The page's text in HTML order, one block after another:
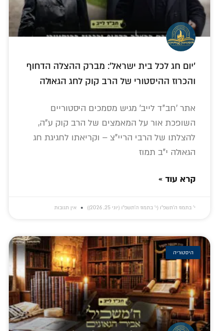
'יום חג לכל בית ישראל': מברק ההצלה הדחוף
והכרוז ההיסטורי של הרב קוק לחג הגאולה
אתר 'חב"ד לייב' מגיש מסמכים היסטוריים
השופכת אור על המאמצים של הרב קוק ע"ה,
להצלתו של הרבי הריי"צ – וקריאתו לחגיגת חג
הגאולה י"ב תמוז
קרא עוד »
י׳ בתמוז ה׳תשפ״ו (י׳ בתמוז ה׳תשפ״ו (יוני 25, 2026)) אין תגובות
היסטוריה